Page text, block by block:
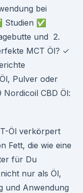
bei
Studien ✅
und 2.
MCT Öl? ✓
Pulver oder
CBD Öl:
Öl verkörpert
Fett, die wie eine
für Du
nur als Öl,
und Anwendung